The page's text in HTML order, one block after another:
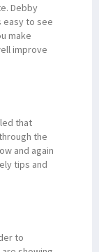
Debby
easy to see
make
improve
that
the
and again
tips and
to